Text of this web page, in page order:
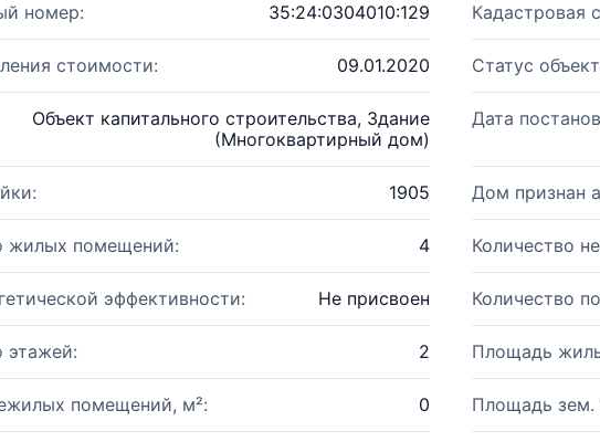
номер: 35:24:0304010:129 Кадастровая
стоимости: 09.01.2020 Статус
Объект капитального строительства, Здание
(Многоквартирный дом)
Дата
1905 Дом признан
жилых помещений: 4 Количество
эффективности: Не присвоен Количество
этажей: 2 Площадь
помещений, м²: 0 Площадь зем.